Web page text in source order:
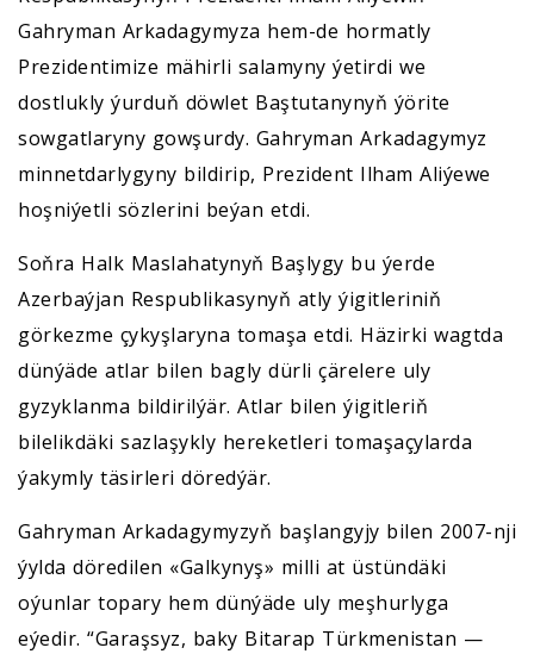
Gahryman Arkadagymyza hem-de hormatly
Prezidentimize mähirli salamyny ýetirdi we
dostlukly ýurduň döwlet Baştutanynyň ýörite
sowgatlaryny gowşurdy. Gahryman Arkadagymyz
minnetdarlygyny bildirip, Prezident Ilham Aliýewe
hoşniýetli sözlerini beýan etdi.
Soňra Halk Maslahatynyň Başlygy bu ýerde
Azerbaýjan Respublikasynyň atly ýigitleriniň
görkezme çykyşlaryna tomaşa etdi. Häzirki wagtda
dünýäde atlar bilen bagly dürli çärelere uly
gyzyklanma bildirilýär. Atlar bilen ýigitleriň
bilelikdäki sazlaşykly hereketleri tomaşaçylarda
ýakymly täsirleri döredýär.
Gahryman Arkadagymyzyň başlangyjy bilen 2007-nji
ýylda döredilen «Galkynyş» milli at üstündäki
oýunlar topary hem dünýäde uly meşhurlyga
eýedir. “Garaşsyz, baky Bitarap Türkmenistan —